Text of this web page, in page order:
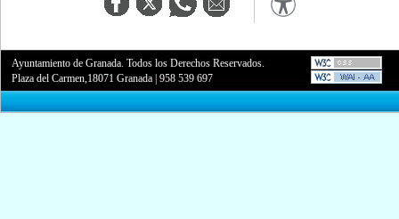
Ayuntamiento de Granada. Todos los Derechos Reservados.
Plaza del Carmen,18071 Granada |958 539 697